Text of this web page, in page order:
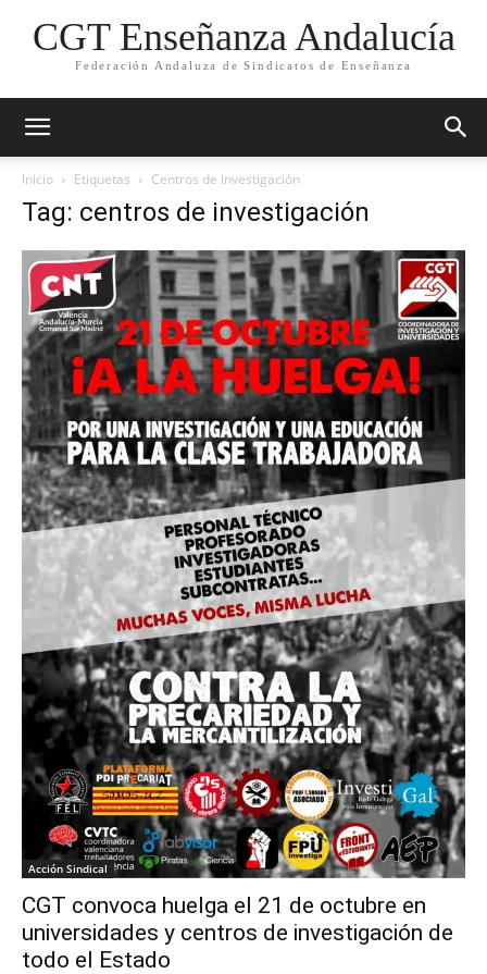
CGT Enseñanza Andalucía
Federación Andaluza de Sindicatos de Enseñanza
Inicio Etiquetas Centros de investigación
Tag: centros de investigación
Acción Sindical
CGT convoca huelga el 21 de octubre en
universidades y centros de investigación de
todo el Estado